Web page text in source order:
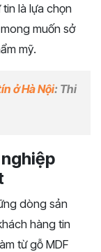
là lựa chọn
muốn sở
mỹ.
ở Hà Nội: Thi
dòng sản
hàng tin
từ gỗ MDF